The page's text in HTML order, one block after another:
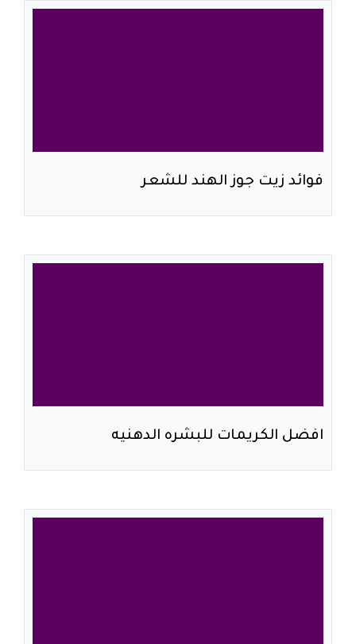
فوائد زيت جوز الهند للشعر
افضل الكريمات للبشره الدهنيه